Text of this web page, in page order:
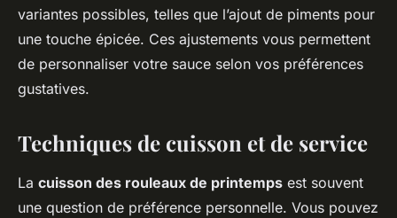
variantes possibles, telles que l’ajout de piments pour
une touche épicée. Ces ajustements vous permettent
de personnaliser votre sauce selon vos préférences
gustatives.
Techniques de cuisson et de service
La cuisson des rouleaux de printemps est souvent
une question de préférence personnelle. Vous pouvez